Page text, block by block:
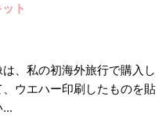
ト
、私の初海外旅行で購入し
ウエハー印刷したものを貼